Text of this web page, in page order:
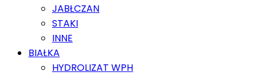
JABŁCZAN
STAKI
INNE
BIAŁKA
HYDROLIZAT WPH